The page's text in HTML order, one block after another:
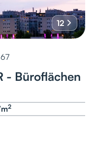
12
- Büroflächen
m2